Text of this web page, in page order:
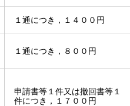
１通につき，１４００円
１通につき，８００円
申請書等１件又は撤回書等１
件につき，１７００円